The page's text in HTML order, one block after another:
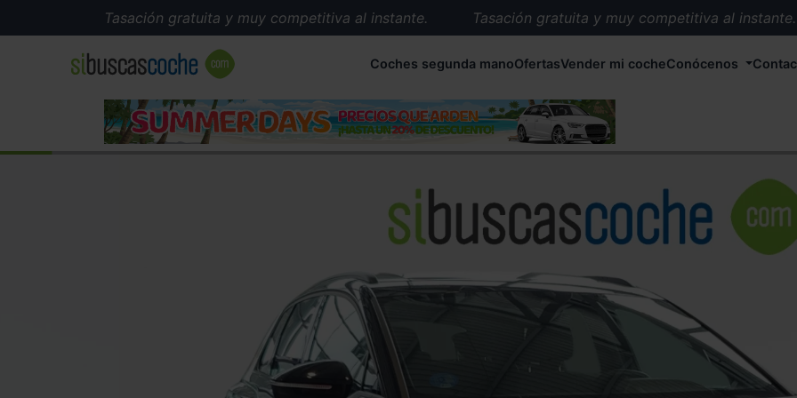
Tasación gratuita y muy competitiva al instante.
Tasación gratuita y muy competitiva al instante.
Más de 5.000 conductores satisfechos.
Buscamos el coche que tu quieras.
Recogemos tu coche en cualquier parte de España.
Compramos tu coche. Pago inmediato.
Coches segunda manoOfertasVender mi cocheConócenos